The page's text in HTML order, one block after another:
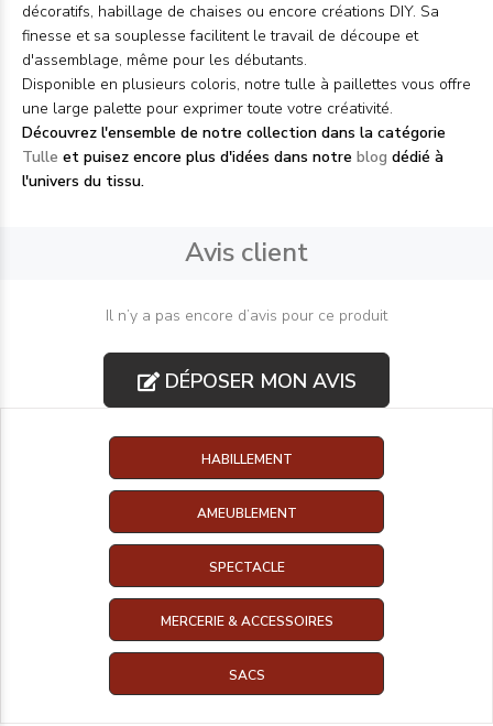
décoratifs, habillage de chaises ou encore créations DIY. Sa
finesse et sa souplesse facilitent le travail de découpe et
d'assemblage, même pour les débutants.
Disponible en plusieurs coloris, notre tulle à paillettes vous offre
une large palette pour exprimer toute votre créativité.
Découvrez l'ensemble de notre collection dans la catégorie
Tulle et puisez encore plus d'idées dans notre blog dédié à
l'univers du tissu.
Avis client
Il n’y a pas encore d’avis pour ce produit
DÉPOSER MON AVIS
HABILLEMENT
AMEUBLEMENT
SPECTACLE
MERCERIE & ACCESSOIRES
SACS